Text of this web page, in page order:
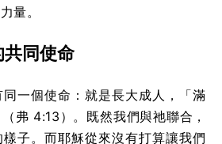
量。
同使命
一個使命：就是長大成人，「滿
弗 4:13）。既然我們與祂聯合，
子。而耶穌從來沒有打算讓我們